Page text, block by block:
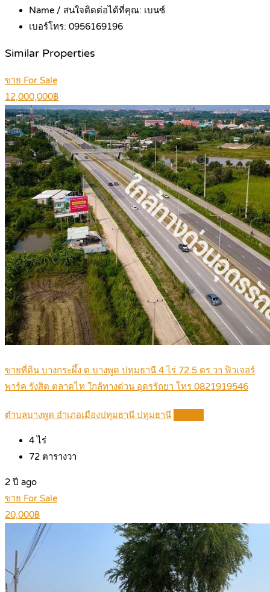
Name / สนใจติดต่อได้ที่คุณ: เบนซ์
เบอร์โทร: 0956169196
Similar Properties
ขาย For Sale
12,000,000฿
ขายที่ดิน บางกระผึ้ง ต.บางพูด ปทุมธานี 4 ไร่ 72.5 ตร.วา ฟิวเจอร์
พาร์ค รังสิต ตลาดไท ใกล้ทางด่วน อุดรรัถยา โทร 0821919546
ตำบลบางพูด อำเภอเมืองปทุมธานี ปทุมธานี
4ไร่
72 ตารางวา
2 ปี ago
ขาย For Sale
20,000฿